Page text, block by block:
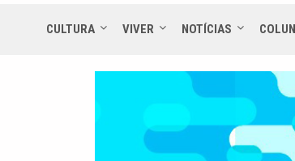
CULTURA VIVER NOTÍCIAS